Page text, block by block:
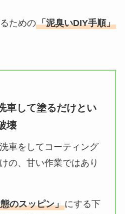
ための「泥臭いDIY手順」
車して塗るだけとい
壊
車をしてコーティング
の、甘い作業ではあり
のスッピン」にする下